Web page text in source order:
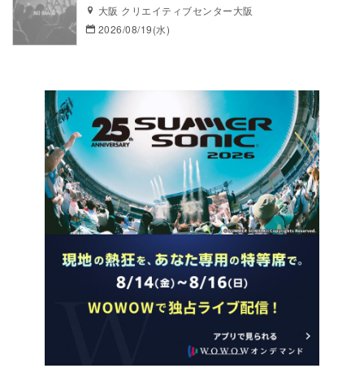
大阪 クリエイティブセンター大阪
2026/08/19(水)